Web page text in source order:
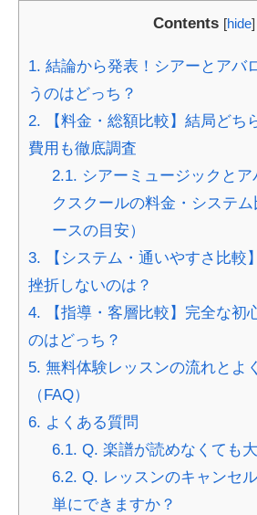
Contents [hide]
1. 結論から発表！シアーとアバ
うのはどっち？
2. 【料金・総額比較】結局どち
費用も徹底調査
2.1. シアーミュージックと
クスクールの料金・システ
ースの目安）
3. 【システム・通いやすさ比較
挫折しないのは？
4. 【指導・客層比較】完全な初
のはどっち？
5. 無料体験レッスンの流れとよ
（FAQ）
6. よくある質問
6.1. Q. 楽譜が読めなくても
6.2. Q. レッスンのキャンセ
単にできますか？